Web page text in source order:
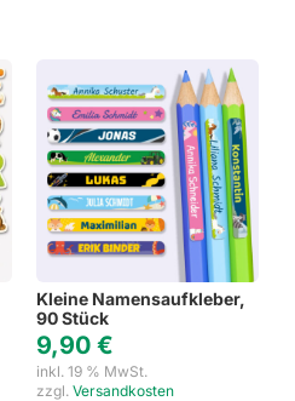
Kleine Namensaufkleber,
90 Stück
9,90 €
inkl. 19 % MwSt.
zzgl. Versandkosten